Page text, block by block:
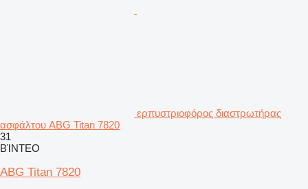
ερπυστριοφόρος διαστρωτήρας
ασφάλτου ABG Titan 7820
31
ΒΊΝΤΕΟ
ABG Titan 7820